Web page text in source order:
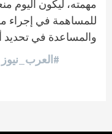
مهمته، ليكون اليوم
للمساهمة في إجراء
والمساعدة في تحديد